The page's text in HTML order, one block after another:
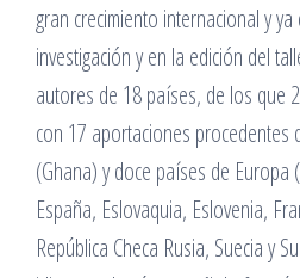
gran crecimiento internacional y
investigación y en la edición del
autores de 18 países, de los que
con 17 aportaciones procedentes
(Ghana) y doce países de Europa
España, Eslovaquia, Eslovenia,
República Checa Rusia, Suecia y